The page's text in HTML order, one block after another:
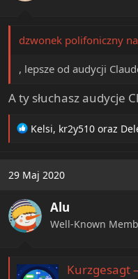
dzwonek polifoniczny
, lepsze od audycji
A ty słuchasz audycje
R
t
o
n
s
Kelsi, kr2y510 oraz
29 Maj 2020
Alu
Well-Known
Kurzgesagt